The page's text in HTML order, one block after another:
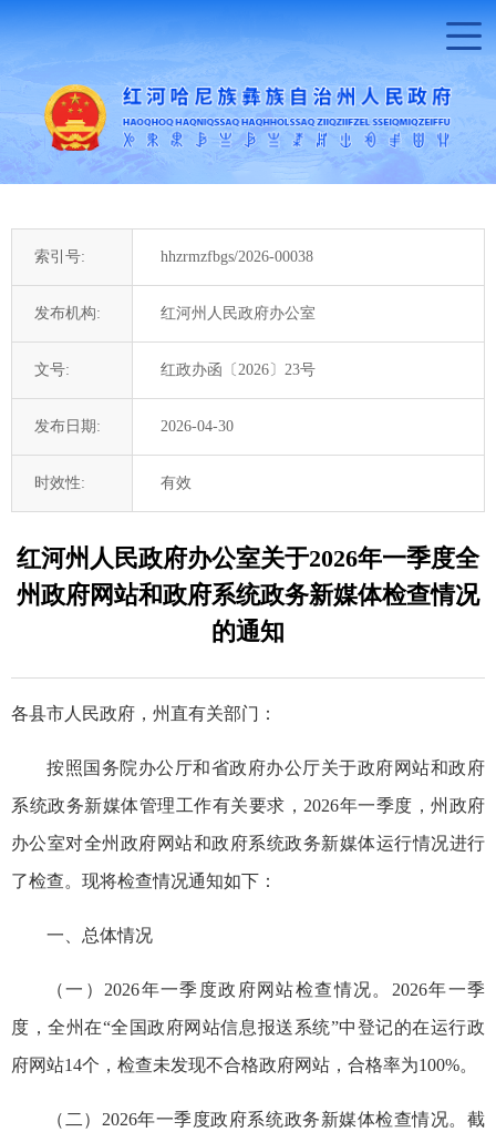
索引号: hhzrmzfbgs/2026-00038
发布机构: 红河州人民政府办公室
文号: 红政办函〔2026〕23号
发布日期: 2026-04-30
时效性: 有效
红河州人民政府办公室关于2026年一季度全
州政府网站和政府系统政务新媒体检查情况
的通知
各县市人民政府，州直有关部门：
按照国务院办公厅和省政府办公厅关于政府网站和政府
系统政务新媒体管理工作有关要求，2026年一季度，州政府
办公室对全州政府网站和政府系统政务新媒体运行情况进行
了检查。现将检查情况通知如下：
一、总体情况
（一）2026年一季度政府网站检查情况。2026年一季
度，全州在“全国政府网站信息报送系统”中登记的在运行政
府网站14个，检查未发现不合格政府网站，合格率为100%。
（二）2026年一季度政府系统政务新媒体检查情况。截